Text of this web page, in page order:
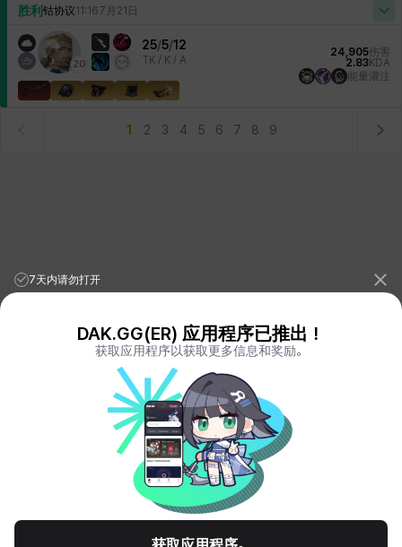
胜利 钴协议11:167月21日
20
25/5/12
TK / K / A
24,905伤害
2.83KDA
能量灌注
1 2 3 4 5 6 7 8 9
League of Legends StatsPORO.GG
Teamfight Tactics Stats
LOLCHESS.GG
VALORANT.DAK.GG
PUBG.DAK.GG
Eternal Return StatsER.DAK.GG
Genshin Impact Stats
GENSHIN.DAK.GG
DEADLOCK.DAK.GG
Terms of Service Privacy Notice
7天内请勿打开
DAK.GG(ER) 应用程序已推出！
获取应用程序以获取更多信息和奖励。